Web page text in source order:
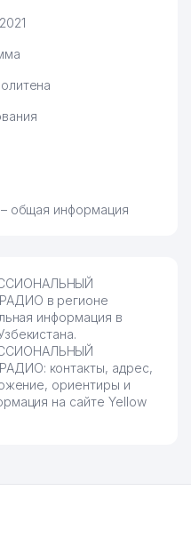
общая информация
в регионе
информация в
контакты, адрес,
ориентиры и
на сайте Yellow